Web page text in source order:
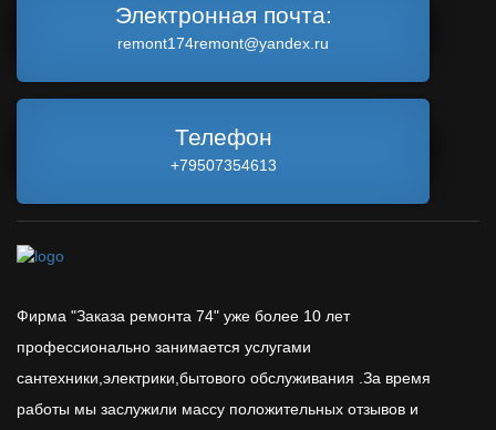
Электронная почта:
remont174remont@yandex.ru
Телефон
+79507354613
Фирма "Заказа ремонта 74" уже более 10 лет
профессионально занимается услугами
сантехники,электрики,бытового обслуживания .За время
работы мы заслужили массу положительных отзывов и